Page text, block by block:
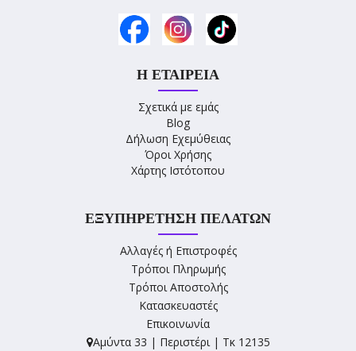
Η ΕΤΑΙΡΕΊΑ
Σχετικά με εμάς
Blog
Δήλωση Εχεμύθειας
Όροι Χρήσης
Χάρτης Ιστότοπου
ΕΞΥΠΗΡΈΤΗΣΗ ΠΕΛΑΤΏΝ
Αλλαγές ή Επιστροφές
Τρόποι Πληρωμής
Τρόποι Αποστολής
Κατασκευαστές
Επικοινωνία
Αμύντα 33 | Περιστέρι | Τκ 12135